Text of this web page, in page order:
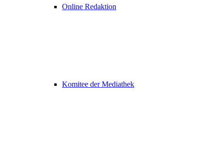
Online Redaktion
Komitee der Mediathek